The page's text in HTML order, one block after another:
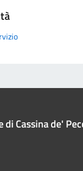
di Cassina de'